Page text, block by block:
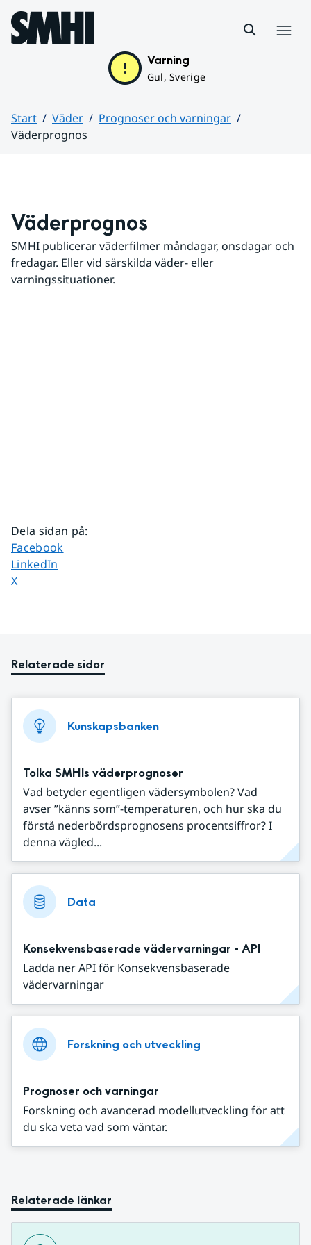
Hoppa till sidans innehåll
Varning
Gul, Sverige
Start Väder
Prognoser och varningar
Väderprognos
Väderprognos
SMHI publicerar väderfilmer måndagar, onsdagar och
fredagar. Eller vid särskilda väder- eller
varningssituationer.
Dela sidan på:
Dela sidan på
Facebook
Dela sidan på
LinkedIn
Dela sidan på
X
Relaterade sidor
Kunskapsbanken
Tolka SMHIs väderprognoser
Vad betyder egentligen vädersymbolen? Vad
avser ”känns som”-temperaturen, och hur ska du
förstå nederbördsprognosens procentsiffror? I
denna vägled...
Data
Konsekvensbaserade vädervarningar - API
Ladda ner API för Konsekvensbaserade
vädervarningar
Forskning och utveckling
Prognoser och varningar
Forskning och avancerad modellutveckling för att
du ska veta vad som väntar.
Relaterade länkar